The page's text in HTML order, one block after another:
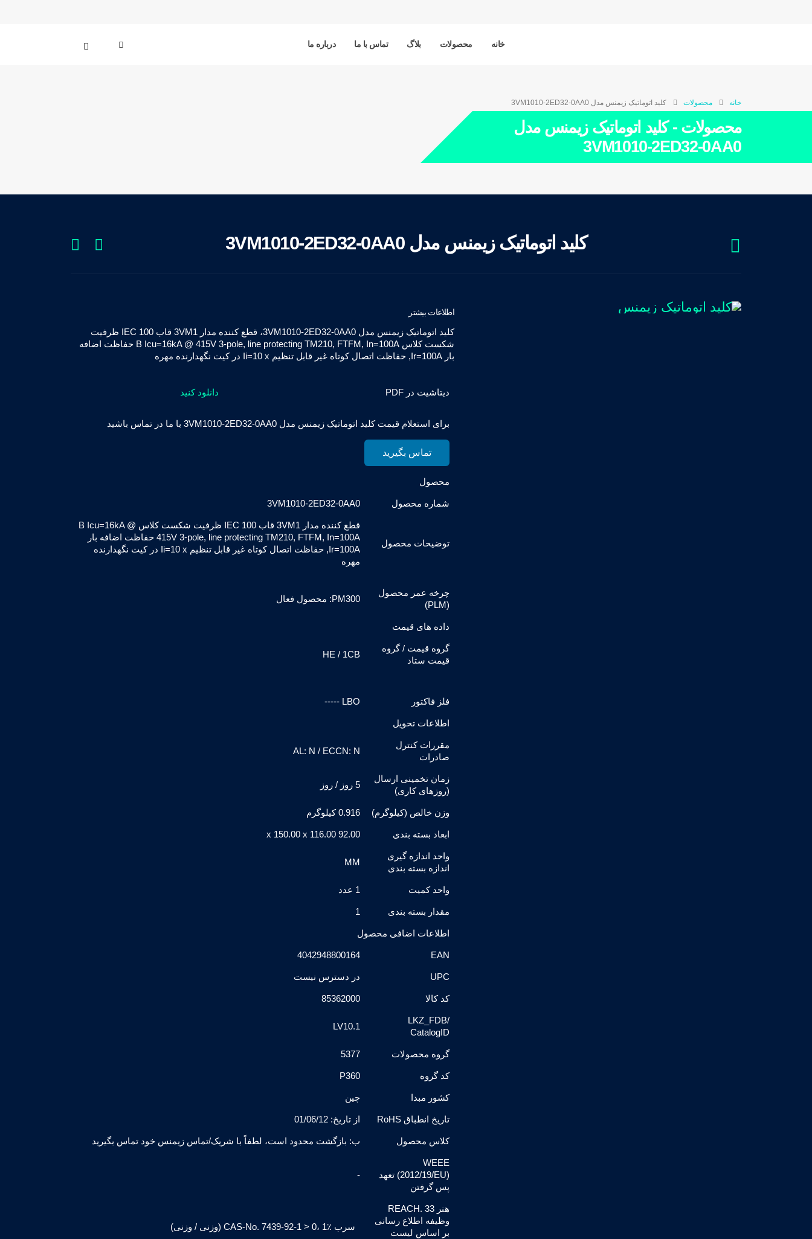
خانه محصولات بلاگ تماس با ما درباره ما
خانه محصولات کلید اتوماتیک زیمنس مدل 3VM1010-2ED32-0AA0
محصولات - کلید اتوماتیک زیمنس مدل
3VM1010-2ED32-0AA0
کلید اتوماتیک زیمنس مدل 3VM1010-2ED32-0AA0
اطلاعات بیشتر
کلید اتوماتیک زیمنس مدل 3VM1010-2ED32-0AA0، قطع کننده مدار 3VM1 قاب IEC 100 ظرفیت
شکست کلاس B Icu=16kA @ 415V 3-pole, line protecting TM210, FTFM, In=100A حفاظت اضافه
بار Ir=100A, حفاظت اتصال کوتاه غیر قابل تنظیم Ii=10 x در کیت نگهدارنده مهره
دیتاشیت در PDF دانلود کنید
برای استعلام قیمت کلید اتوماتیک زیمنس مدل 3VM1010-2ED32-0AA0 با ما در تماس باشید
تماس بگیرید
محصول
شماره محصول 3VM1010-2ED32-0AA0
توضیحات محصول
قطع کننده مدار 3VM1 قاب IEC 100 ظرفیت شکست کلاس B Icu=16kA @
415V 3-pole, line protecting TM210, FTFM, In=100A حفاظت اضافه بار
Ir=100A, حفاظت اتصال کوتاه غیر قابل تنظیم Ii=10 x در کیت نگهدارنده
مهره
چرخه عمر محصول
(PLM)
PM300: محصول فعال
داده های قیمت
گروه قیمت / گروه
قیمت ستاد
HE / 1CB
فلز فاکتور LBO -----
اطلاعات تحویل
مقررات کنترل
صادرات
AL: N / ECCN: N
زمان تخمینی ارسال
(روزهای کاری)
5 روز / روز
وزن خالص (کیلوگرم) 0.916 کیلوگرم
ابعاد بسته بندی 92.00 x 150.00 x 116.00
واحد اندازه گیری
اندازه بسته بندی
MM
واحد کمیت 1 عدد
مقدار بسته بندی 1
اطلاعات اضافی محصول
EAN
4042948800164
UPC در دسترس نیست
کد کالا 85362000
LKZ_FDB/
CatalogID
LV10.1
گروه محصولات 5377
کد گروه P360
کشور مبدا چین
تاریخ انطباق RoHS از تاریخ: 01/06/12
کلاس محصول ب: بازگشت محدود است، لطفاً با شریک/تماس زیمنس خود تماس بگیرید
WEEE
(2012/19/EU) تعهد
پس گرفتن
-
هنر REACH. 33
وظیفه اطلاع رسانی
بر اساس لیست
سرب CAS-No. 7439-92-1 > 0، 1٪ (وزنی / وزنی)